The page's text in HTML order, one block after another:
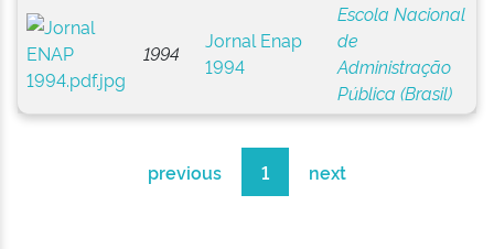
1994
Jornal Enap
1994
Escola Nacional
de
Administração
Pública (Brasil)
previous 1 next